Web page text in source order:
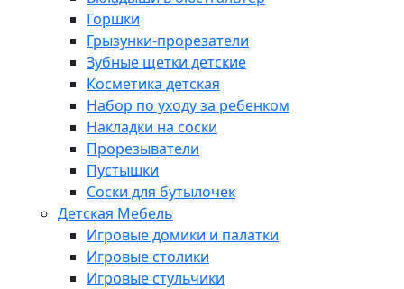
Горшки
Грызунки-прорезатели
Зубные щетки детские
Косметика детская
Набор по уходу за ребенком
Накладки на соски
Прорезыватели
Пустышки
Соски для бутылочек
Детская Мебель
Игровые домики и палатки
Игровые столики
Игровые стульчики